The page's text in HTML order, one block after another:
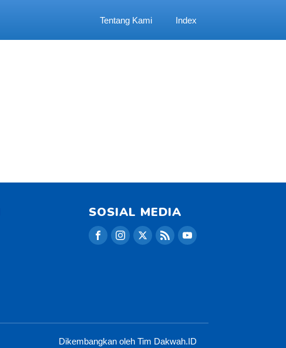
Tentang Kami Index
SOSIAL MEDIA
Dikembangkan oleh Tim Dakwah.ID